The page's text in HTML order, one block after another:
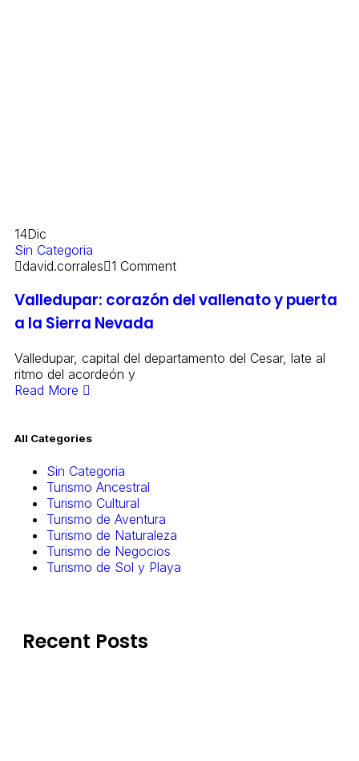
14Dic
Sin Categoria
david.corrales 1 Comment
Valledupar: corazón del vallenato y puerta
a la Sierra Nevada
Valledupar, capital del departamento del Cesar, late al
ritmo del acordeón y
Read More
All Categories
Sin Categoria
Turismo Ancestral
Turismo Cultural
Turismo de Aventura
Turismo de Naturaleza
Turismo de Negocios
Turismo de Sol y Playa
Recent Posts